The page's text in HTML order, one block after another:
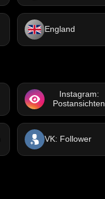
England
Instagram:
Postansichten
VK: Follower